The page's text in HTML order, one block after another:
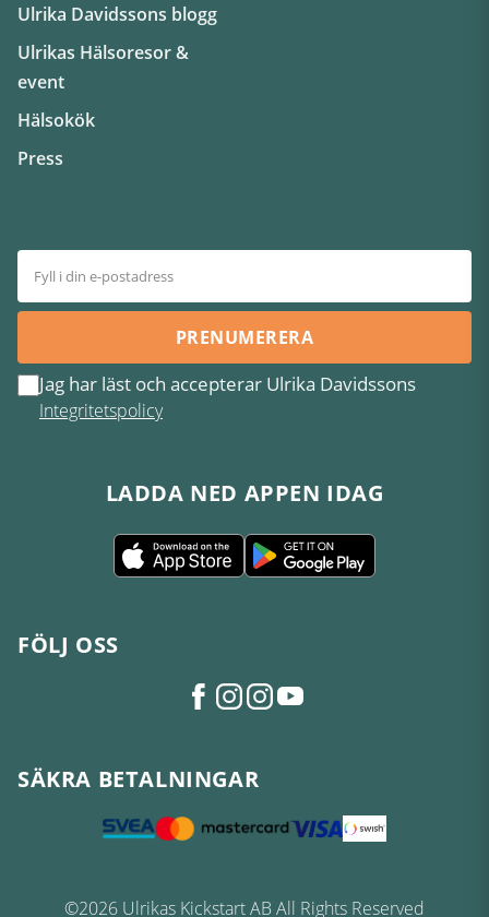
Ulrika Davidssons blogg
Ulrikas Hälsoresor &
event
Hälsokök
Press
PRENUMERERA
Jag har läst och accepterar Ulrika Davidssons
Integritetspolicy
LADDA NED APPEN IDAG
FÖLJ OSS
SÄKRA BETALNINGAR
©2026 Ulrikas Kickstart AB All Rights Reserved